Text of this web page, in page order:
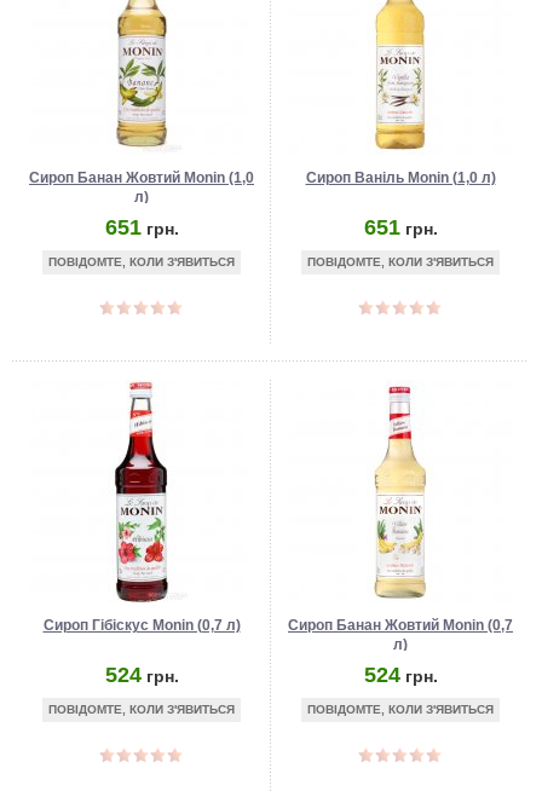
Сироп Банан Жовтий Monin (1,0
л)
651 грн.
ПОВІДОМТЕ, КОЛИ З'ЯВИТЬСЯ
Сироп Ваніль Monin (1,0 л)
651 грн.
ПОВІДОМТЕ, КОЛИ З'ЯВИТЬСЯ
Сироп Гібіскус Monin (0,7 л)
524 грн.
ПОВІДОМТЕ, КОЛИ З'ЯВИТЬСЯ
Сироп Банан Жовтий Monin (0,7
л)
524 грн.
ПОВІДОМТЕ, КОЛИ З'ЯВИТЬСЯ